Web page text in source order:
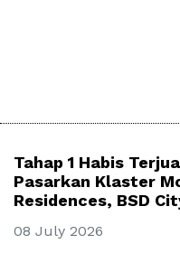
Tahap 1 Habis
Pasarkan Klaster
Residences, BSD
08 July 2026